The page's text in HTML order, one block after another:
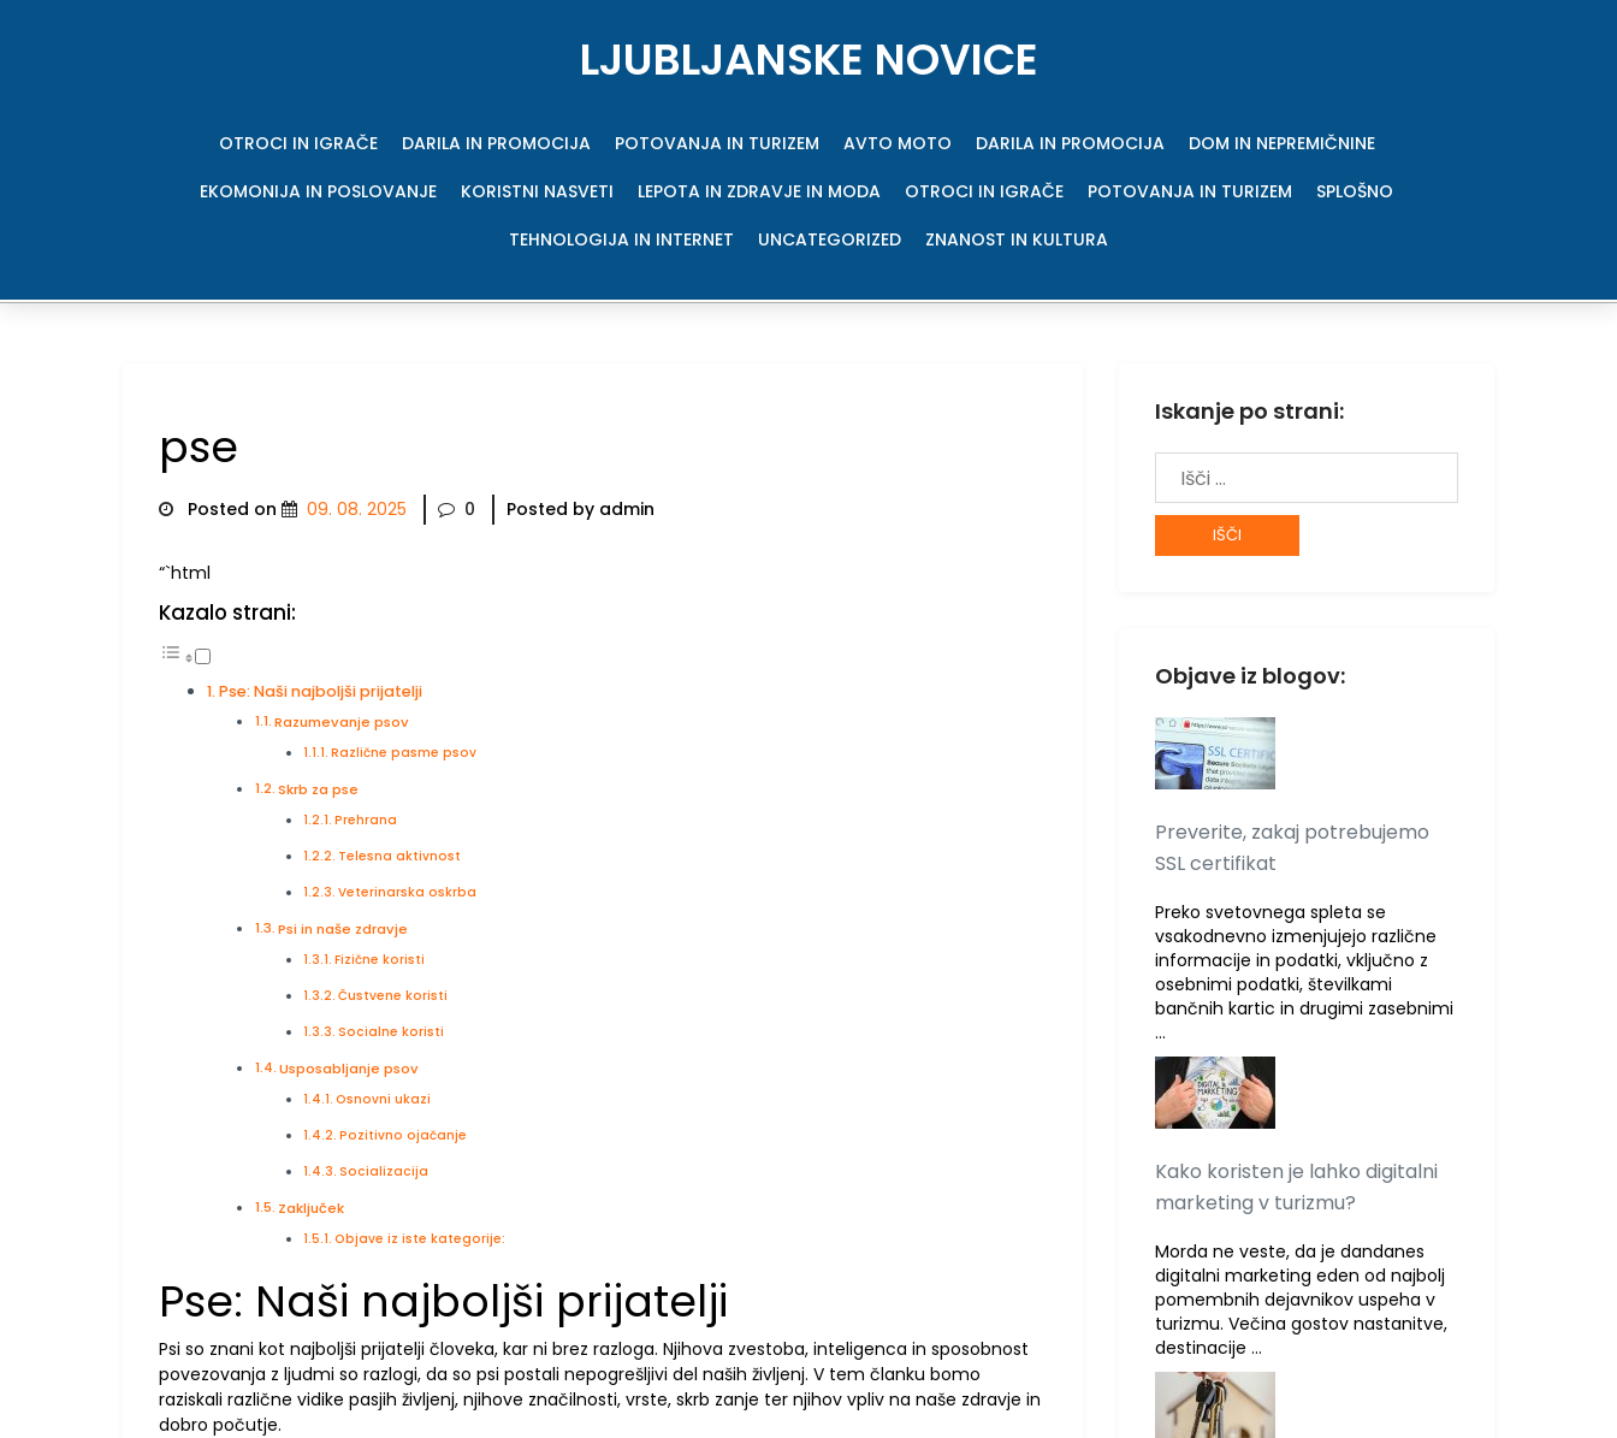
LJUBLJANSKE NOVICE
OTROCI IN IGRAČE DARILA IN PROMOCIJA POTOVANJA IN TURIZEM AVTO MOTO DARILA IN PROMOCIJA
DOM IN NEPREMIČNINE
EKOMONIJA IN POSLOVANJE
KORISTNI NASVETI LEPOTA IN ZDRAVJE IN MODA OTROCI IN IGRAČE POTOVANJA IN TURIZEM
SPLOŠNO
TEHNOLOGIJA IN INTERNET
UNCATEGORIZED ZNANOST IN KULTURA
pse
Posted on 09. 08. 2025 0 Posted by admin
“`html
Kazalo strani:
Pse: Naši najboljši prijatelji
Razumevanje psov
Različne pasme psov
Skrb za pse
Prehrana
Telesna aktivnost
Veterinarska oskrba
Psi in naše zdravje
Fizične koristi
Čustvene koristi
Socialne koristi
Usposabljanje psov
Osnovni ukazi
Pozitivno ojačanje
Socializacija
Zaključek
Objave iz iste kategorije:
Pse: Naši najboljši prijatelji
Psi so znani kot najboljši prijatelji človeka, kar ni brez razloga. Njihova zvestoba, inteligenca in sposobnost
povezovanja z ljudmi so razlogi, da so psi postali nepogrešljivi del naših življenj. V tem članku bomo
raziskali različne vidike pasjih življenj, njihove značilnosti, vrste, skrb zanje ter njihov vpliv na naše zdravje in
dobro počutje.
Iskanje po strani:
Išči:
Objave iz blogov:
Preverite, zakaj potrebujemo
SSL certifikat
Preko svetovnega spleta se
vsakodnevno izmenjujejo različne
informacije in podatki, vključno z
osebnimi podatki, številkami
bančnih kartic in drugimi zasebnimi
…
Kako koristen je lahko digitalni
marketing v turizmu?
Morda ne veste, da je dandanes
digitalni marketing eden od najbolj
pomembnih dejavnikov uspeha v
turizmu. Večina gostov nastanitve,
destinacije …